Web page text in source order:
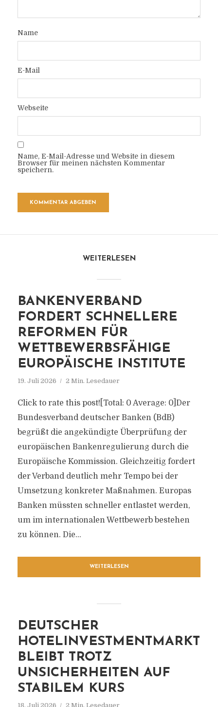
Name
E-Mail
Webseite
Name, E-Mail-Adresse und Website in diesem
Browser für meinen nächsten Kommentar
speichern.
WEITERLESEN
BANKENVERBAND
FORDERT SCHNELLERE
REFORMEN FÜR
WETTBEWERBSFÄHIGE
EUROPÄISCHE INSTITUTE
19. Juli 2026 2 Min. Lesedauer
Click to rate this post![Total: 0 Average: 0]Der
Bundesverband deutscher Banken (BdB)
begrüßt die angekündigte Überprüfung der
europäischen Bankenregulierung durch die
Europäische Kommission. Gleichzeitig fordert
der Verband deutlich mehr Tempo bei der
Umsetzung konkreter Maßnahmen. Europas
Banken müssten schneller entlastet werden,
um im internationalen Wettbewerb bestehen
zu können. Die...
WEITERLESEN
DEUTSCHER
HOTELINVESTMENTMARKT
BLEIBT TROTZ
UNSICHERHEITEN AUF
STABILEM KURS
18. Juli 2026 2 Min. Lesedauer